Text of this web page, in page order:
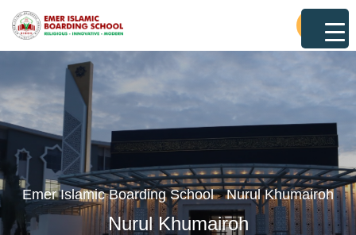
Emer Islamic Boarding School>Nurul Khumairoh
Nurul Khumairoh